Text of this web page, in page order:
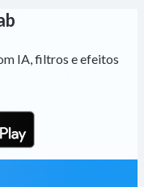
IA, filtros e efeitos